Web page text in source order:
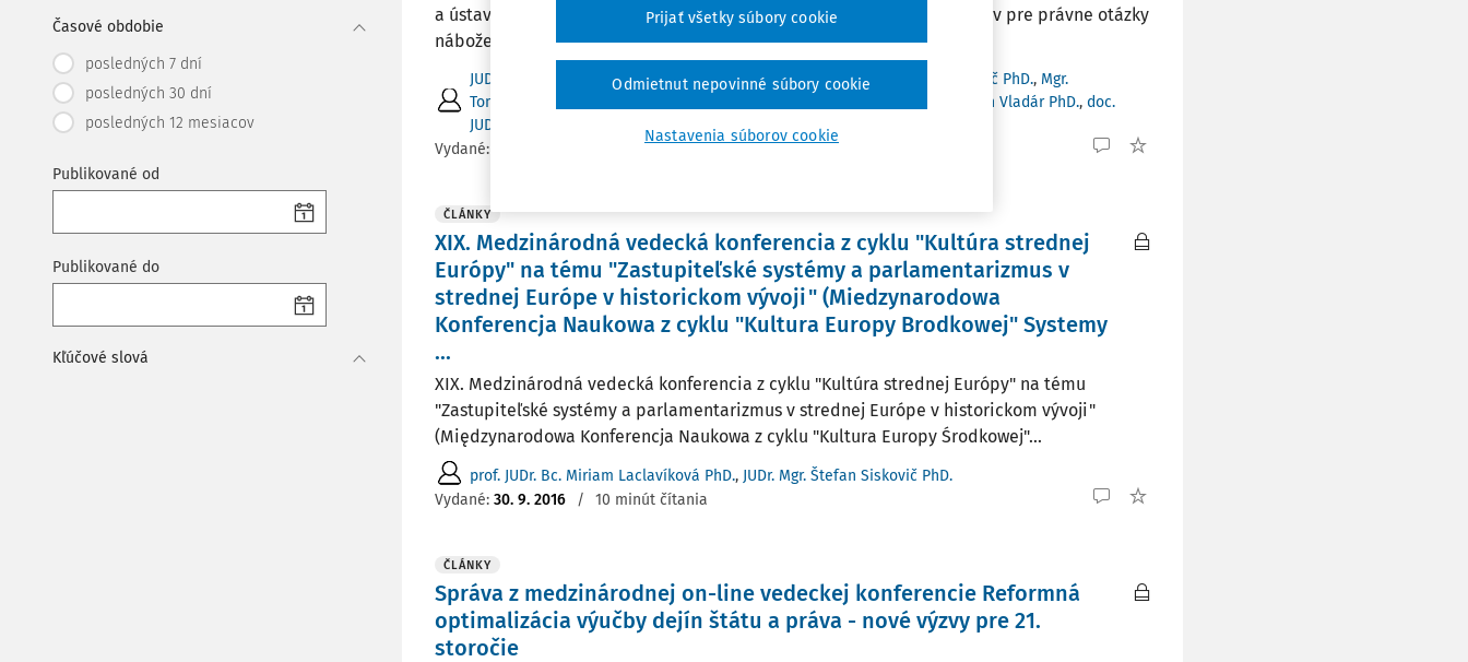
Časové obdobie
posledných 7 dní
posledných 30 dní
posledných 12 mesiacov
Publikované od
Publikované do
Kľúčové slová
a ústavného práva PrF TU, Th Lic. Mgr. Michaela Moravčíková ThD. Ústav pre právne otázky
náboženskej...
JUDr. Marek Maslák PhD.,JUDr. Eduard Korpáš PhD., JUDr. Mgr. Štefan Siskovič PhD., Mgr.
Tomáš Dekan
doc. JUDr. Mgr. Vojtech Vladár PhD., doc.
JUDr. Eva Szabová PhD.
JUDr. Mgr. Kristián Blaškovič PhD.
Vydané:
28 minút čítania
ČLÁNKY
XIX. Medzinárodná vedecká konferencia z cyklu "Kultúra strednej
Európy" na tému "Zastupiteľské systémy a parlamentarizmus v
strednej Európe v historickom vývoji" (Miedzynarodowa
Konferencja Naukowa z cyklu "Kultura Europy Brodkowej" Systemy
...
XIX. Medzinárodná vedecká konferencia z cyklu "Kultúra strednej Európy" na tému
"Zastupiteľské systémy a parlamentarizmus v strednej Európe v historickom vývoji"
(Międzynarodowa Konferencja Naukowa z cyklu "Kultura Europy Środkowej"...
prof. JUDr. Bc. Miriam Laclavíková PhD., JUDr. Mgr. Štefan Siskovič PhD.
Vydané: 30. 9. 2016 / 10 minút čítania
ČLÁNKY
Správa z medzinárodnej on-line vedeckej konferencie Reformná
optimalizácia výučby dejín štátu a práva - nové výzvy pre 21.
storočie
Nastavenia súborov cookie
Odmietnut nepovinné súbory cookie
Prijať všetky súbory cookie